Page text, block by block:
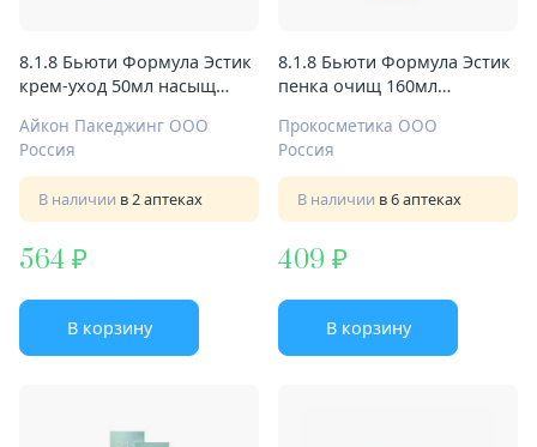
8.1.8 Бьюти Формула Эстик
крем-уход 50мл насыщ
сверхчувств кожи
Айкон Пакеджинг ООО
Россия
В наличии в 2 аптеках
564
В корзину
8.1.8 Бьюти Формула Эстик
пенка очищ 160мл
Прокосметика ООО
Россия
В наличии в 6 аптеках
409
В корзину